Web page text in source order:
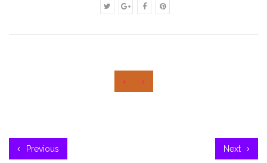
‹ ›
Previous Next